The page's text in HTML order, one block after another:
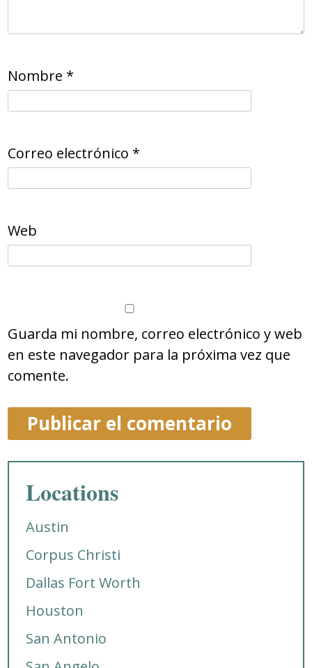
Nombre *
Correo electrónico *
Web
Guarda mi nombre, correo electrónico y web
en este navegador para la próxima vez que
comente.
Locations
Austin
Corpus Christi
Dallas Fort Worth
Houston
San Antonio